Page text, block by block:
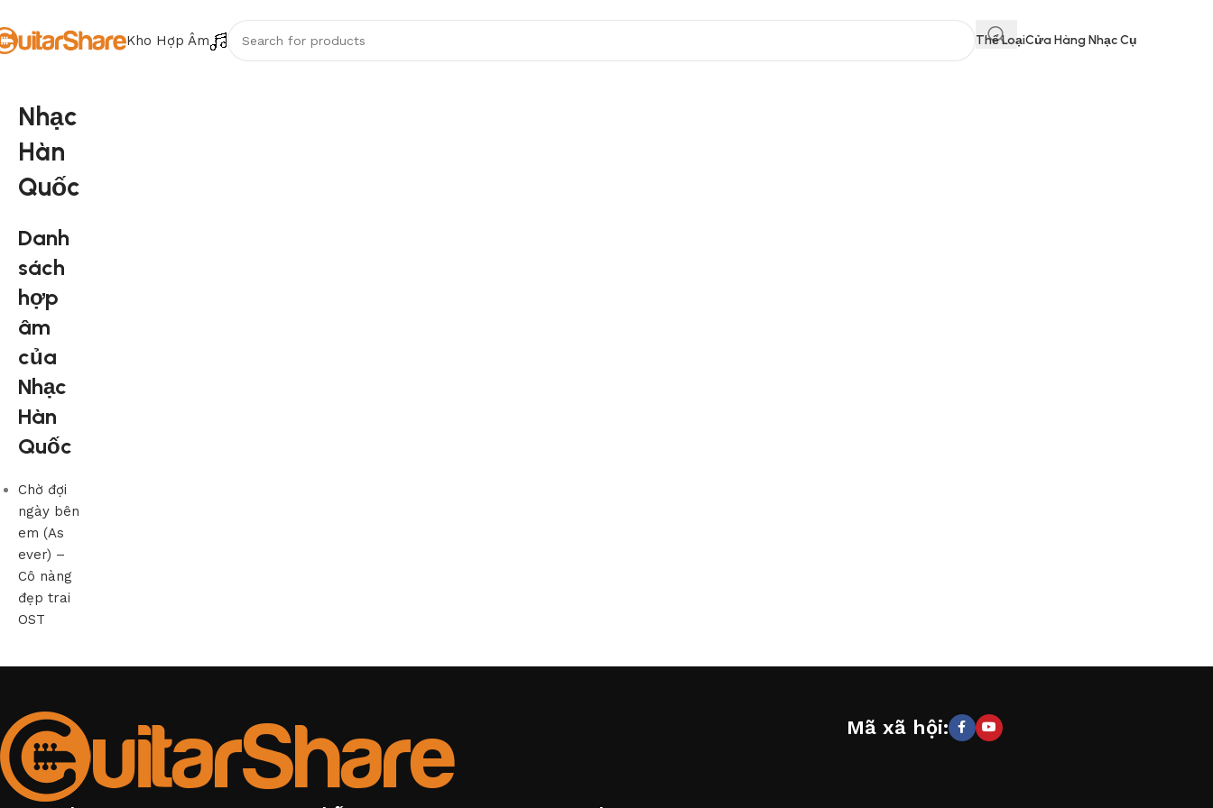
Kho Hợp Âm Thể LoạiCửa Hàng Nhạc Cụ
Nhạc
Hàn
Quốc
Danh
sách
hợp
âm
của
Nhạc
Hàn
Quốc
Chờ đợi
ngày bên
em (As
ever) –
Cô nàng
đẹp trai
OST
Mã xã hội: